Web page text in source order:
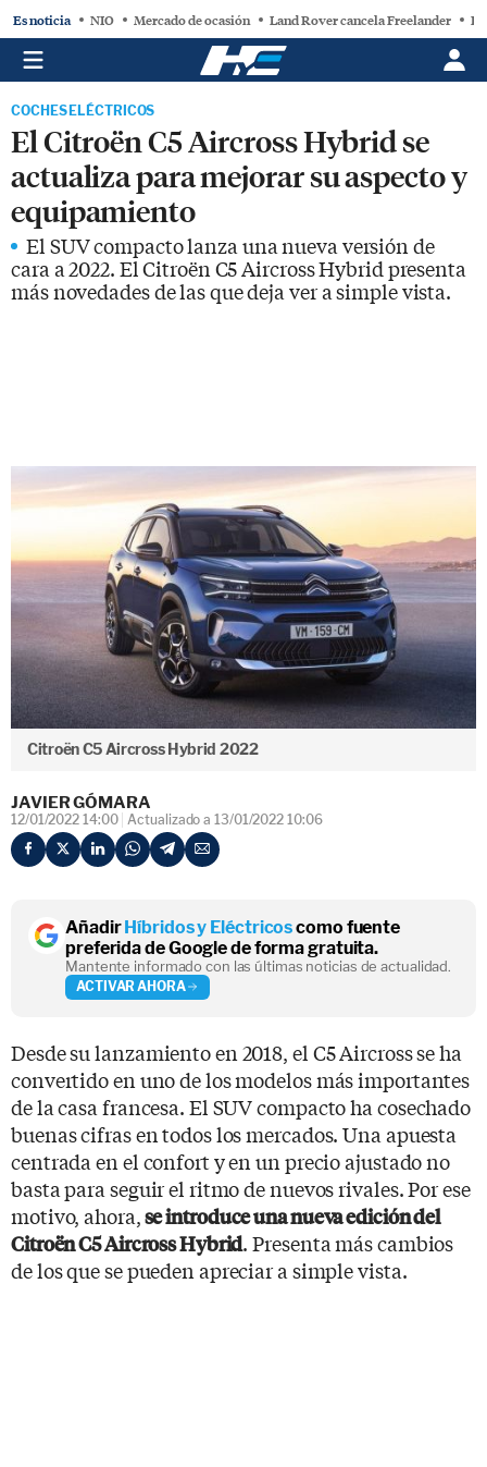
Es noticia NIO Mercado de ocasión Land Rover cancela Freelander
COCHES ELÉCTRICOS
El Citroën C5 Aircross Hybrid se
actualiza para mejorar su aspecto y
equipamiento
El SUV compacto lanza una nueva versión de
cara a 2022. El Citroën C5 Aircross Hybrid presenta
más novedades de las que deja ver a simple vista.
Citroën C5 Aircross Hybrid 2022
JAVIER GÓMARA
12/01/2022 14:00 Actualizado a 13/01/2022 10:06
AñadirHíbridos y Eléctricoscomo fuente
preferida de Google de forma gratuita.
Mantente informado con las últimas noticias de actualidad.
ACTIVAR AHORA
Desde su lanzamiento en 2018, el C5 Aircross se ha
convertido en uno de los modelos más importantes
de la casa francesa. El SUV compacto ha cosechado
buenas cifras en todos los mercados. Una apuesta
centrada en el confort y en un precio ajustado no
basta para seguir el ritmo de nuevos rivales. Por ese
motivo, ahora,se introduce una nueva edición del
Citroën C5 Aircross Hybrid. Presenta más cambios
de los que se pueden apreciar a simple vista.